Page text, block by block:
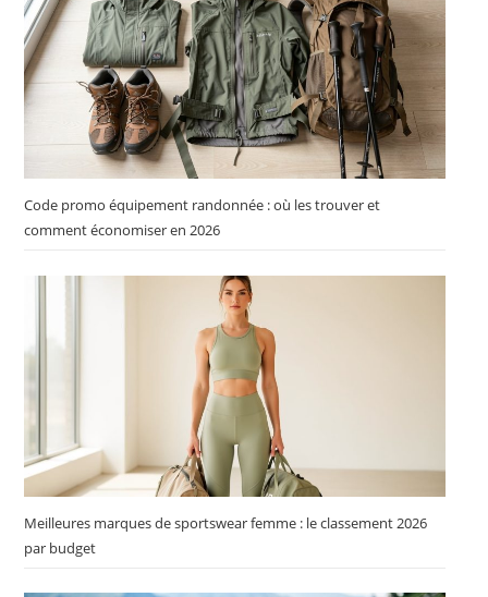
Code promo équipement randonnée : où les trouver et
comment économiser en 2026
Meilleures marques de sportswear femme : le classement 2026
par budget